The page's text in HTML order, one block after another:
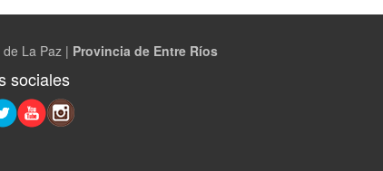
La Paz | Provincia de Entre Ríos
sociales